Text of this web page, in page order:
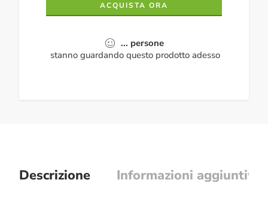
ACQUISTA ORA
... persone
stanno guardando questo prodotto adesso
Descrizione Informazioni aggiuntive